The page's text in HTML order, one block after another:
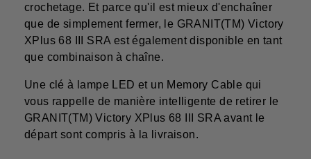
crochetage. Et parce qu'il est mieux d'enchaîner
que de simplement fermer, le GRANIT(TM) Victory
XPlus 68 III SRA est également disponible en tant
que combinaison à chaîne.
Une clé à lampe LED et un Memory Cable qui
vous rappelle de manière intelligente de retirer le
GRANIT(TM) Victory XPlus 68 III SRA avant le
départ sont compris à la livraison.